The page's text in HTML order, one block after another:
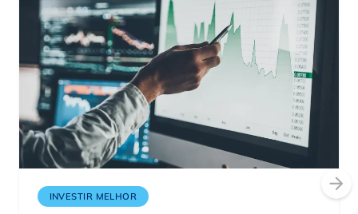
INVESTIR MELHOR